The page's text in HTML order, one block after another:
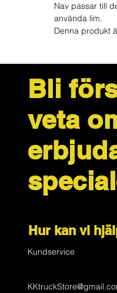
Nav passar till
använda lim.
Denna produkt
Bli
veta
Hur kan vi
Kundservice